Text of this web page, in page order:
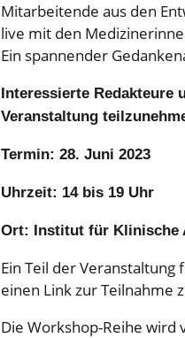
Mitarbeitende aus den
live mit den
Ein spannender
Interessierte Redakteure
Veranstaltung
Termin: 28. Juni 2023
Uhrzeit: 14 bis 19 Uhr
Ort: Institut für Klinische
Ein Teil der
einen Link zur Teilnahme
Die Workshop-Reihe